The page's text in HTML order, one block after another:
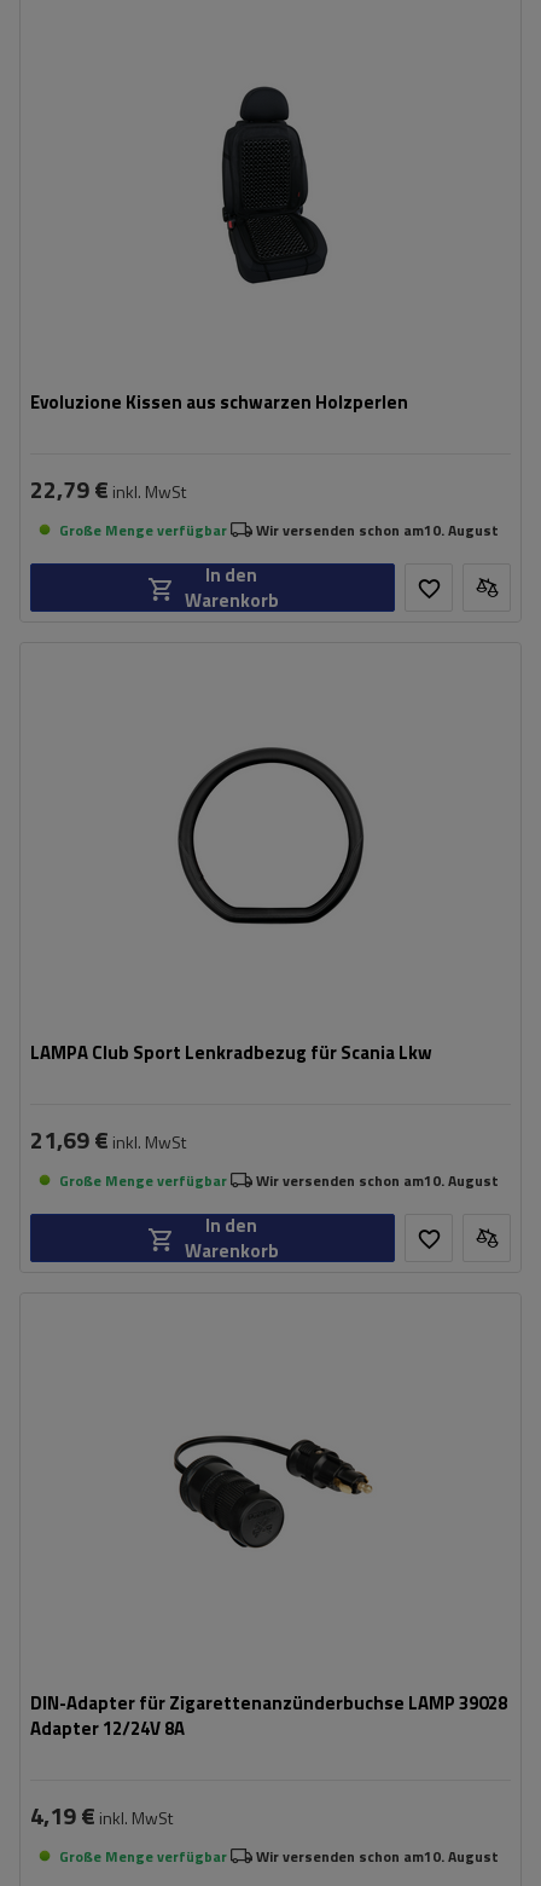
Evoluzione Kissen aus schwarzen Holzperlen
22,79 € inkl. MwSt
Große Menge verfügbar Wir versenden schon am10. August
In den
Warenkorb
LAMPA Club Sport Lenkradbezug für Scania Lkw
21,69 € inkl. MwSt
Große Menge verfügbar Wir versenden schon am10. August
In den
Warenkorb
DIN-Adapter für Zigarettenanzünderbuchse LAMP 39028
Adapter 12/24V 8A
4,19 € inkl. MwSt
Große Menge verfügbar Wir versenden schon am10. August